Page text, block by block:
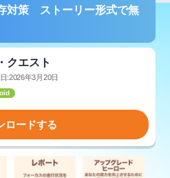
対策 ストーリー形式で無
クエスト
:2026年3月20日
ロードする